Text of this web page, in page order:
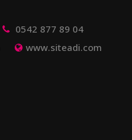
0542 877 89 04
www.siteadi.com